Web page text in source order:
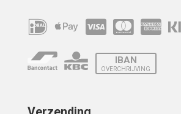
IBAN
OVERCHRIJVING
Verzending